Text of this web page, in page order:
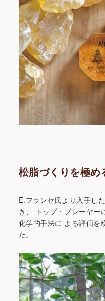
松脂づくりを極め
E.フランセ氏より入手し
き、
トップ・プレーヤー
化学的手法に よる評価を
た。